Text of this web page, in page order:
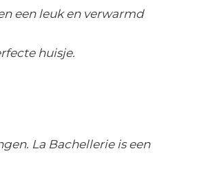
een leuk en verwarmd
huisje.
La Bachellerie is een